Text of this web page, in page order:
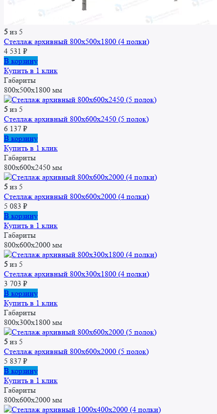
5 из 5
Стеллаж архивный 800x500x1800 (4 полки)
4 531 ₽
В корзину
Купить в 1 клик
Габариты
800x500x1800 мм
5 из 5
Стеллаж архивный 800x600x2450 (5 полок)
6 137 ₽
В корзину
Купить в 1 клик
Габариты
800x600x2450 мм
5 из 5
Стеллаж архивный 800x600x2000 (4 полки)
5 083 ₽
В корзину
Купить в 1 клик
Габариты
800x600x2000 мм
5 из 5
Стеллаж архивный 800x300x1800 (4 полки)
3 703 ₽
В корзину
Купить в 1 клик
Габариты
800x300x1800 мм
5 из 5
Стеллаж архивный 800x600x2000 (5 полок)
5 837 ₽
В корзину
Купить в 1 клик
Габариты
800x600x2000 мм